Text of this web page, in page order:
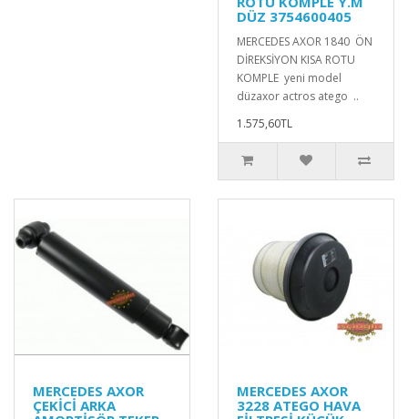
DÜZ 3754600405
MERCEDES AXOR 1840 ÖN
DİREKSİYON KISA ROTU
KOMPLE yeni model
düzaxor actros atego ..
1.575,60TL
MERCEDES AXOR
ÇEKİCİ ARKA
MERCEDES AXOR
3228 ATEGO HAVA